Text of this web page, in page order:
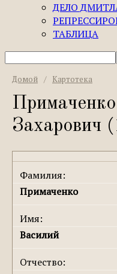
ДЕЛО
ТАБЛИЦА
Домой / Картотека
Захарович
Фамилия:
Примаченко
Имя:
Василий
Отчество: